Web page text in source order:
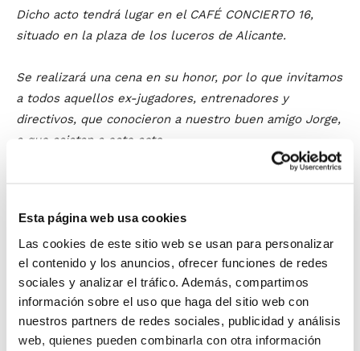
Esta página web usa cookies
Las cookies de este sitio web se usan para personalizar
el contenido y los anuncios, ofrecer funciones de redes
sociales y analizar el tráfico. Además, compartimos
información sobre el uso que haga del sitio web con
nuestros partners de redes sociales, publicidad y análisis
web, quienes pueden combinarla con otra información
Dicho acto tendrá lugar en el CAFÉ CONCIERTO 16,
situado en la plaza de los luceros de Alicante.
Se realizará una cena en su honor, por lo que invitamos
a todos aquellos ex-jugadores, entrenadores y
directivos, que conocieron a nuestro buen amigo Jorge,
a que asistan a este acto.
Juvenil, Junior y Senior. Jugaba de pívot, alternado las
posiciones de 4 y de 5. Poseía una gran técnica
individual y excepcional tiro para un jugador de su
altura, lo que acompañado de su gran capacidad
intimidatoria, hacía que fuera muy conocido en toda la
provincia de Alicante.